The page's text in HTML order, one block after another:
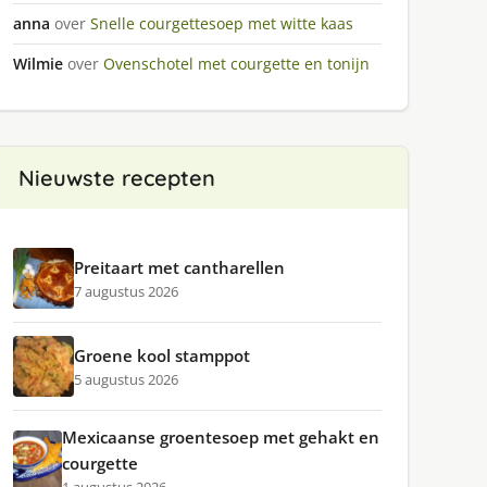
anna over Snelle courgettesoep met witte kaas
Wilmie over Ovenschotel met courgette en tonijn
Nieuwste recepten
Preitaart met cantharellen
7 augustus 2026
Groene kool stamppot
5 augustus 2026
Mexicaanse groentesoep met gehakt en
courgette